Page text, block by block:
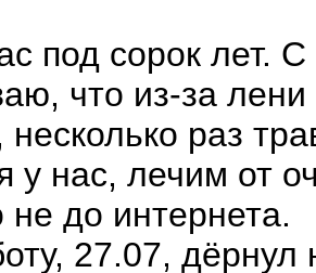
под сорок лет.
что из-за
несколько раз
у нас, лечим от
до интернета.
27.07,